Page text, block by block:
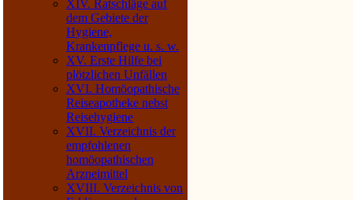
XIV. Ratschläge auf
dem Gebiete der
Hygiene,
Krankenpflege u. s. w.
XV. Erste Hilfe bei
plötzlichen Unfällen
XVI. Homöopathische
Reiseapotheke nebst
Reisehygiene
XVII. Verzeichnis der
empfohlenen
homöopathischen
Arzneimittel
XVIII. Verzeichnis von